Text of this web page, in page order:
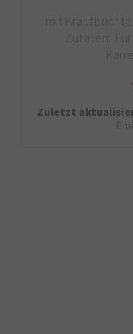
mit
Zutaten:
Zuletzt